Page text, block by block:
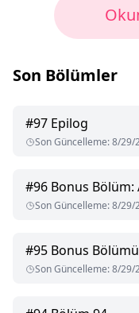
Son Bölümler
#97 Epilog
Son Güncelleme:8/29/
#96 Bonus Bölüm:
Son Güncelleme:8/29/
#95 Bonus
Son Güncelleme:8/29/